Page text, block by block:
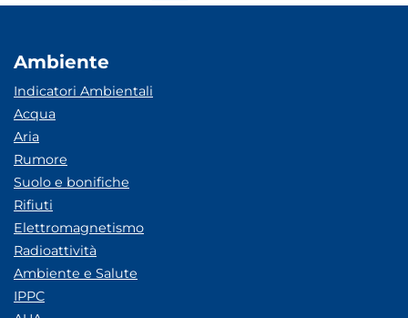
Ambiente
Indicatori Ambientali
Acqua
Aria
Rumore
Suolo e bonifiche
Rifiuti
Elettromagnetismo
Radioattività
Ambiente e Salute
IPPC